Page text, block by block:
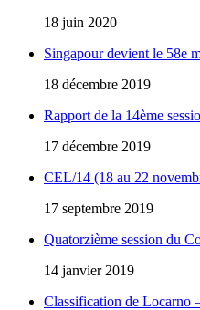
18 juin 2020
Singapour devient le 58e
18 décembre 2019
Rapport de la 14ème
17 décembre 2019
CEL/14 (18 au 22
17 septembre 2019
Quatorzième session du
14 janvier 2019
Classification de Locarno